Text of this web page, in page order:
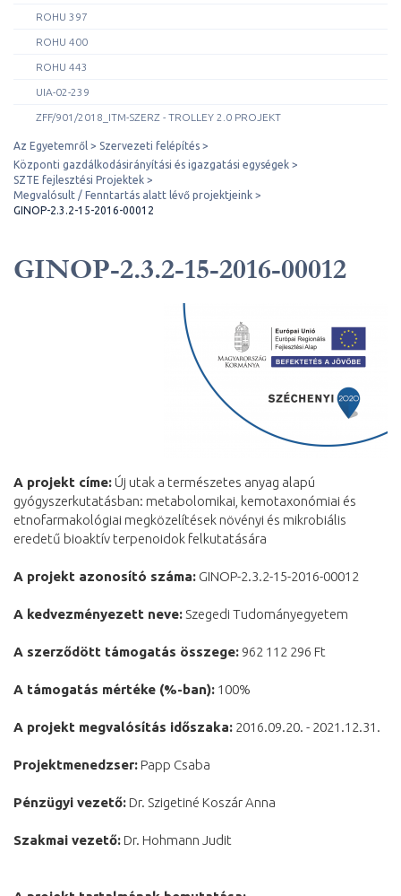
ROHU 397
ROHU 400
ROHU 443
UIA-02-239
ZFF/901/2018_ITM-SZERZ - TROLLEY 2.0 PROJEKT
Az Egyetemről
Szervezeti felépítés
Központi gazdálkodásirányítási és igazgatási egységek
SZTE fejlesztési Projektek
Megvalósult / Fenntartás alatt lévő projektjeink
GINOP-2.3.2-15-2016-00012
GINOP-2.3.2-15-2016-00012
A projekt címe: Új utak a természetes anyag alapú
gyógyszerkutatásban: metabolomikai, kemotaxonómiai és
etnofarmakológiai megközelítések növényi és mikrobiális
eredetű bioaktív terpenoidok felkutatására
A projekt azonosító száma: GINOP-2.3.2-15-2016-00012
A kedvezményezett neve: Szegedi Tudományegyetem
A szerződött támogatás összege: 962 112 296 Ft
A támogatás mértéke (%-ban): 100%
A projekt megvalósítás időszaka: 2016.09.20. - 2021.12.31.
Projektmenedzser: Papp Csaba
Pénzügyi vezető: Dr. Szigetiné Koszár Anna
Szakmai vezető: Dr. Hohmann Judit